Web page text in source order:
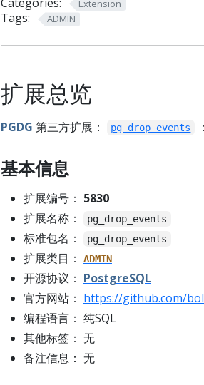
Extension
Tags: ADMIN
扩展总览
PGDG 第三方扩展： pg_drop_events
基本信息
扩展编号： 5830
扩展名称：
pg_drop_events
标准包名： pg_drop_events
扩展类目： ADMIN
开源协议： PostgreSQL
官方网站： https://github.com/
编程语言： 纯SQL
其他标签： 无
备注信息： 无